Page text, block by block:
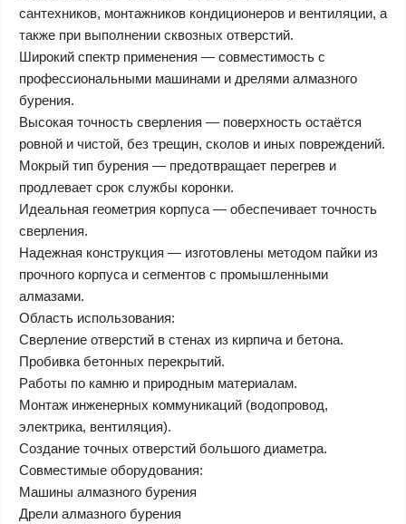
сантехников, монтажников кондиционеров и вентиляции, а
также при выполнении сквозных отверстий.
Широкий спектр применения — совместимость с
профессиональными машинами и дрелями алмазного
бурения.
Высокая точность сверления — поверхность остаётся
ровной и чистой, без трещин, сколов и иных повреждений.
Мокрый тип бурения — предотвращает перегрев и
продлевает срок службы коронки.
Идеальная геометрия корпуса — обеспечивает точность
сверления.
Надежная конструкция — изготовлены методом пайки из
прочного корпуса и сегментов с промышленными
алмазами.
Область использования:
Сверление отверстий в стенах из кирпича и бетона.
Пробивка бетонных перекрытий.
Работы по камню и природным материалам.
Монтаж инженерных коммуникаций (водопровод,
электрика, вентиляция).
Создание точных отверстий большого диаметра.
Совместимые оборудования:
Машины алмазного бурения
Дрели алмазного бурения